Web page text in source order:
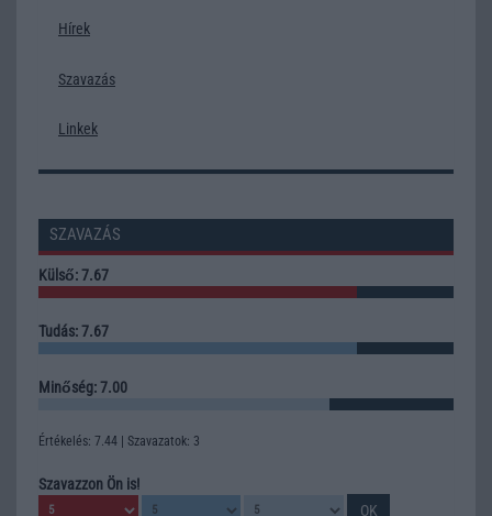
Hírek
Szavazás
Linkek
SZAVAZÁS
Külső: 7.67
Tudás: 7.67
Minőség: 7.00
Értékelés: 7.44 | Szavazatok: 3
Szavazzon Ön is!